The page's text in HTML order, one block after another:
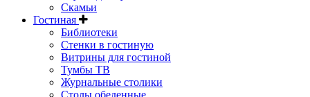
Скамьи
Гостиная
Библиотеки
Стенки в гостиную
Витрины для гостиной
Тумбы ТВ
Журнальные столики